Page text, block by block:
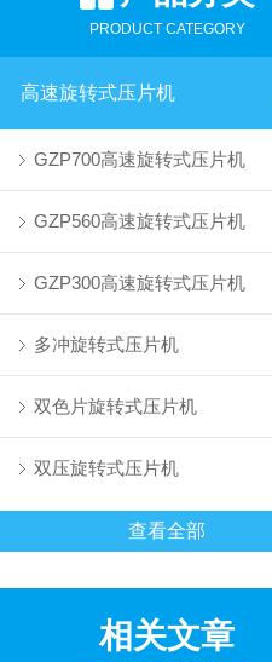
PRODUCT CATEGORY
高速旋转式压片机
GZP700高速旋转式压片机
GZP560高速旋转式压片机
GZP300高速旋转式压片机
多冲旋转式压片机
双色片旋转式压片机
双压旋转式压片机
查看全部
相关文章